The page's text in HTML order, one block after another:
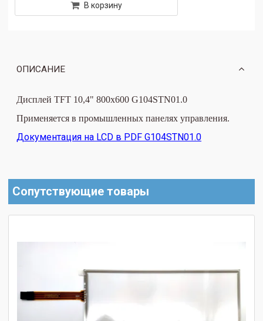
В корзину
ОПИСАНИЕ
Дисплей TFT 10,4" 800x600 G104STN01.0
Применяется в промышленных панелях управления.
Документация на LCD в PDF G104STN01.0
Сопутствующие товары